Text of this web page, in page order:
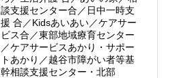
談支援センター合／日中一時支
援 合／Kidsあいあい／ケアサー
ビス合／東部地域療育センター
／ケアサービスあかり・サポー
トあかり／越谷市障がい者等基
幹相談支援センター・北部